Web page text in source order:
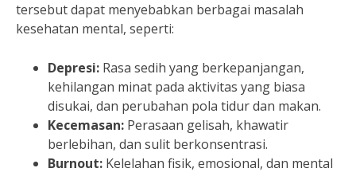
tersebut dapat menyebabkan berbagai masalah
kesehatan mental, seperti:
Depresi: Rasa sedih yang berkepanjangan,
kehilangan minat pada aktivitas yang biasa
disukai, dan perubahan pola tidur dan makan.
Kecemasan: Perasaan gelisah, khawatir
berlebihan, dan sulit berkonsentrasi.
Burnout: Kelelahan fisik, emosional, dan mental